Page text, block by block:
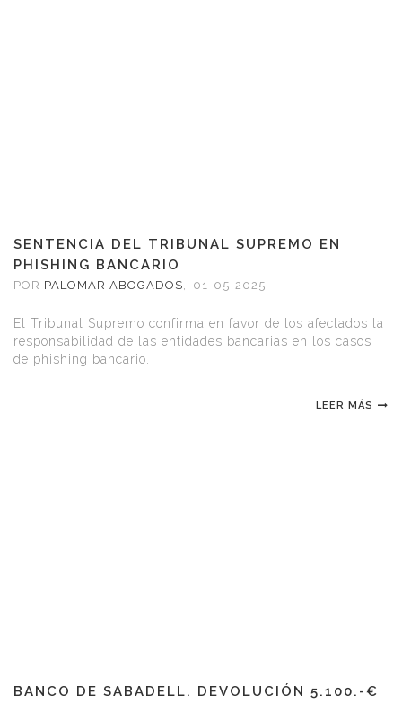
SENTENCIA DEL TRIBUNAL SUPREMO EN
PHISHING BANCARIO
POR PALOMAR ABOGADOS, 01-05-2025
El Tribunal Supremo confirma en favor de los afectados la
responsabilidad de las entidades bancarias en los casos
de phishing bancario.
LEER MÁS
BANCO DE SABADELL. DEVOLUCIÓN 5.100.-€